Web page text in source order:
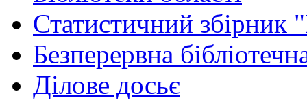
Статистичний
Безперервна
Ділове досьє